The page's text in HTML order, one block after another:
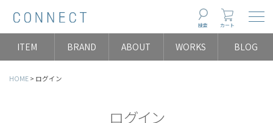
検索 カート
ITEM BRAND ABOUT WORKS BLOG
HOME ログイン
ログイン